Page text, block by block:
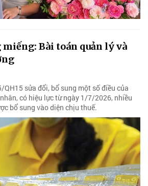
Bài toán quản lý và
sửa đổi, bổ sung một số điều của
có hiệu lực từ ngày 1/7/2026, nhiều
bổ sung vào diện chịu thuế.